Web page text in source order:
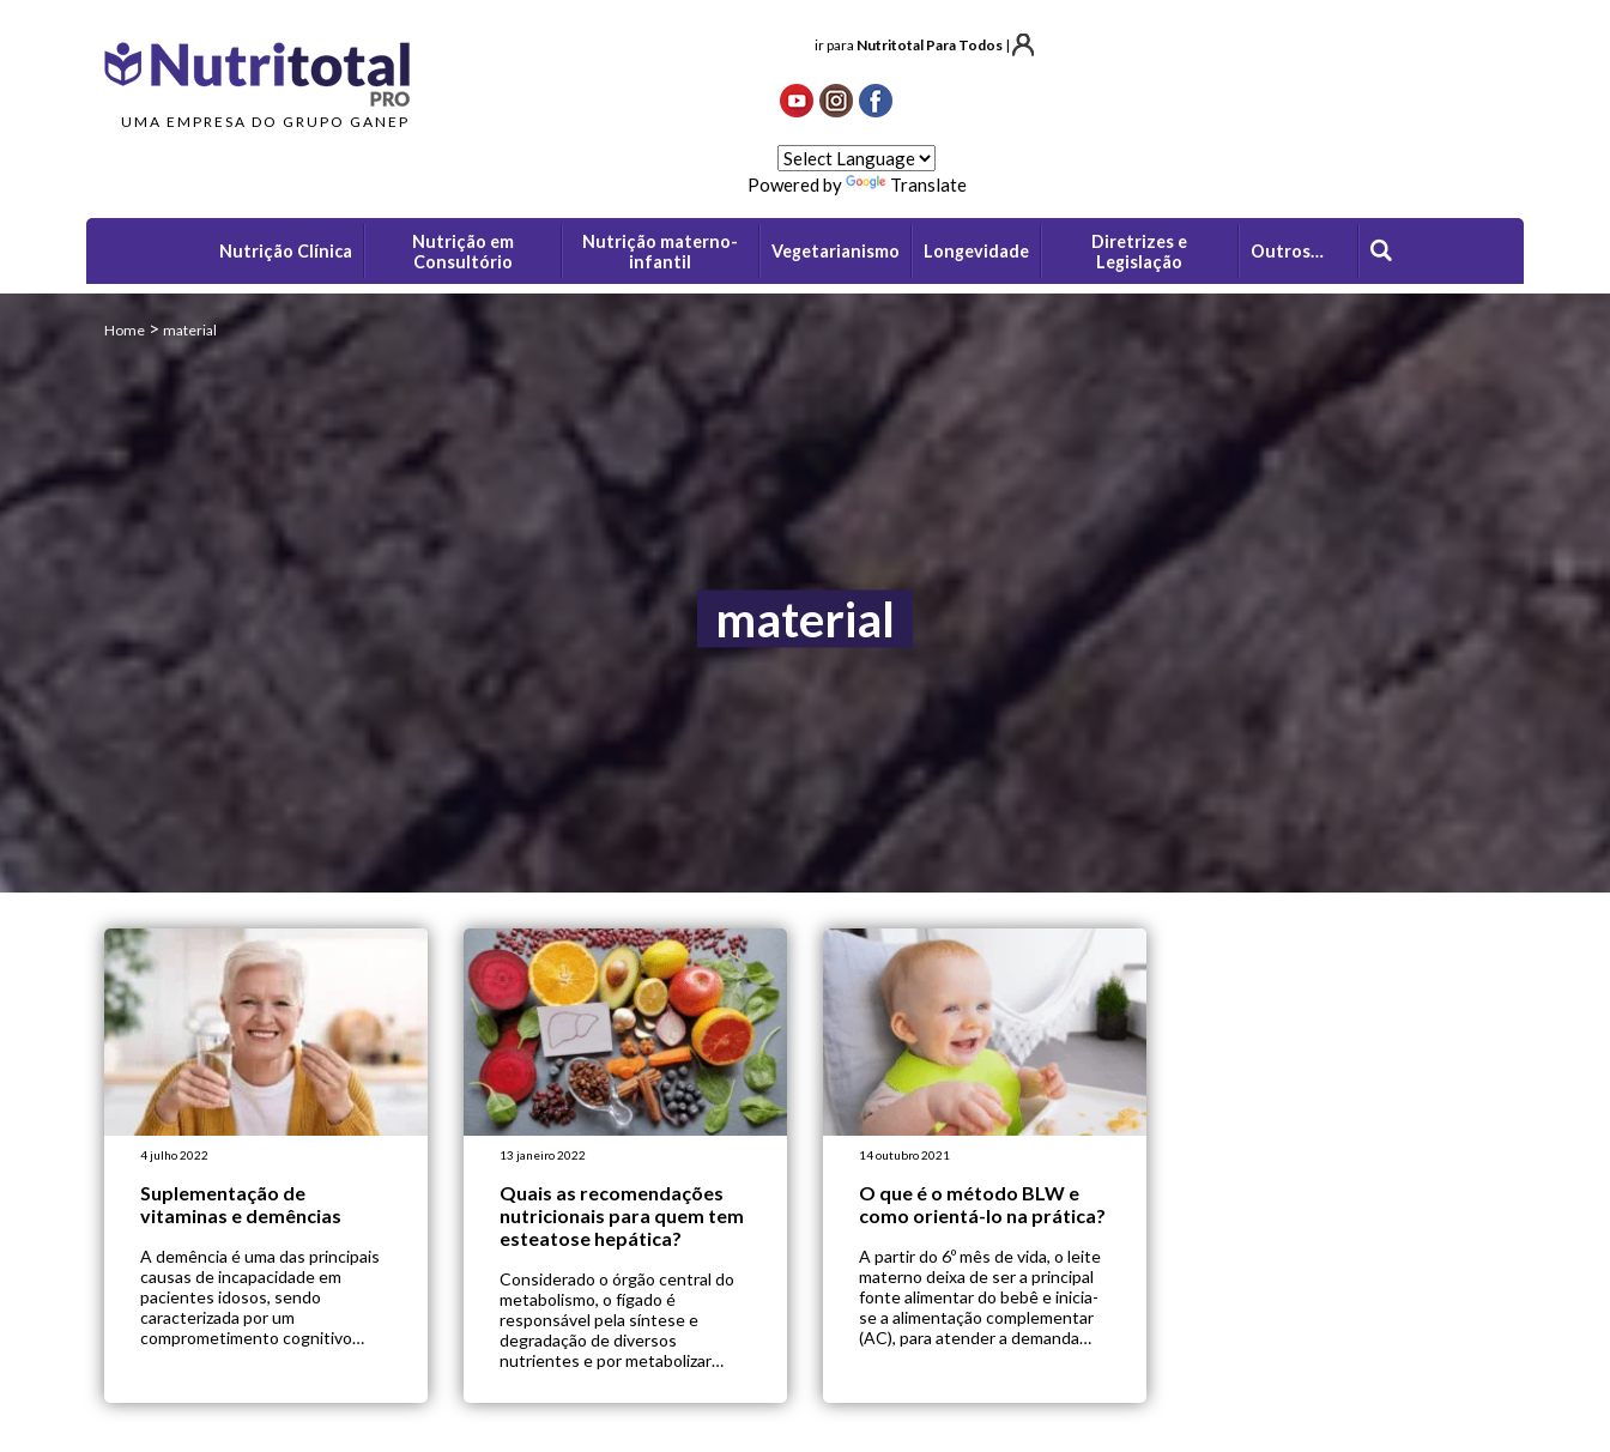
UMA EMPRESA DO GRUPO GANEP
Powered by Translate
ir para Nutritotal Para Todos |
Nutrição Clínica
Nutrição em
Consultório
Nutrição materno-
infantil
Vegetarianismo Longevidade
Diretrizes e
Legislação
Outros…
Home > material
material
4 julho 2022
Suplementação de
vitaminas e demências
A demência é uma das principais
causas de incapacidade em
pacientes idosos, sendo
caracterizada por um
comprometimento cognitivo
independente. Muitas
13 janeiro 2022
Quais as recomendações
nutricionais para quem tem
esteatose hepática?
Considerado o órgão central do
metabolismo, o fígado é
responsável pela síntese e
degradação de diversos
nutrientes e por metabolizar
extremamente importante o seu
14 outubro 2021
O que é o método BLW e
como orientá-lo na prática?
A partir do 6º mês de vida, o leite
materno deixa de ser a principal
fonte alimentar do bebê e inicia-
se a alimentação complementar
(AC), para atender a demanda
leite materno. Veja também: